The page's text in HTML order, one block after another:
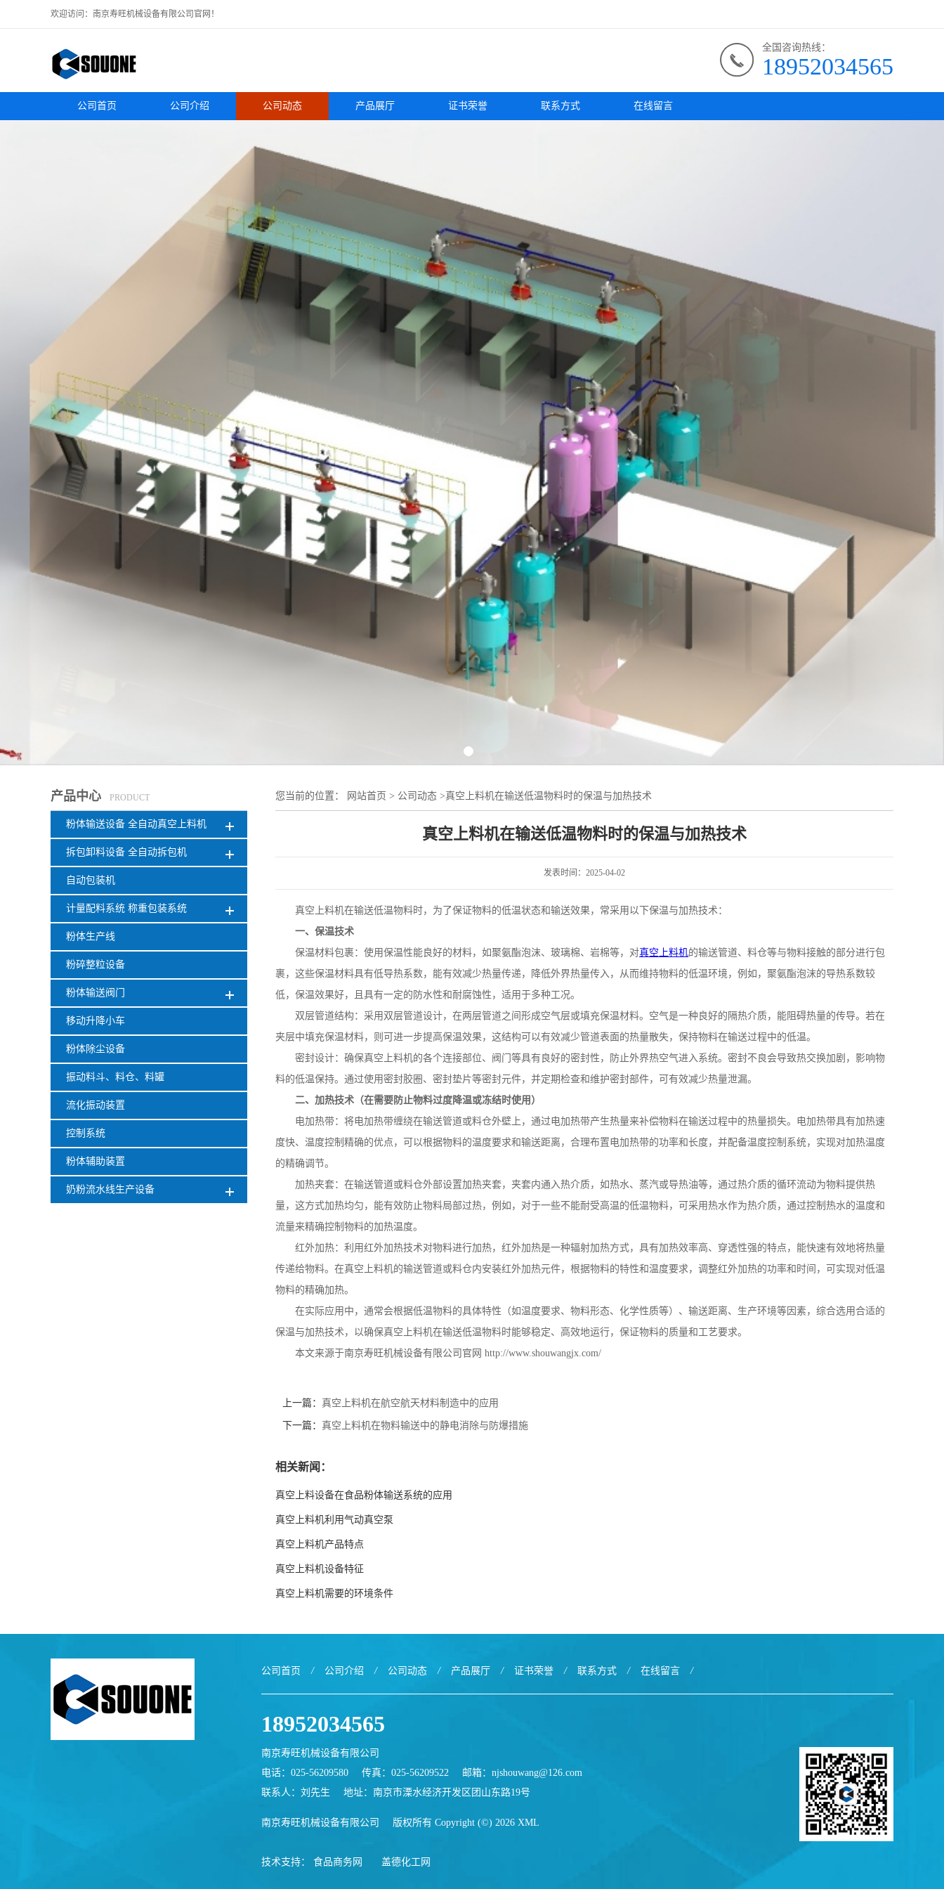
欢迎访问：南京寿旺机械设备有限公司官网！
全国咨询热线：
18952034565
公司首页 公司介绍 公司动态 产品展厅 证书荣誉 联系方式 在线留言
产品中心 PRODUCT
粉体输送设备 全自动真空上料机
拆包卸料设备 全自动拆包机
自动包装机
计量配料系统 称重包装系统
粉体生产线
粉碎整粒设备
粉体输送阀门
移动升降小车
粉体除尘设备
振动料斗、料仓、料罐
流化振动装置
控制系统
粉体辅助装置
奶粉流水线生产设备
您当前的位置： 网站首页 > 公司动态 >真空上料机在输送低温物料时的保温与加热技术
真空上料机在输送低温物料时的保温与加热技术
发表时间：2025-04-02
真空上料机在输送低温物料时，为了保证物料的低温状态和输送效果，常采用以下保温与加热技术：
一、保温技术
保温材料包裹：使用保温性能良好的材料，如聚氨酯泡沫、玻璃棉、岩棉等，对真空上料机的输送管道、料仓等与物料接触的部分进行包
裹，这些保温材料具有低导热系数，能有效减少热量传递，降低外界热量传入，从而维持物料的低温环境，例如，聚氨酯泡沫的导热系数较
低，保温效果好，且具有一定的防水性和耐腐蚀性，适用于多种工况。
双层管道结构：采用双层管道设计，在两层管道之间形成空气层或填充保温材料。空气是一种良好的隔热介质，能阻碍热量的传导。若在
夹层中填充保温材料，则可进一步提高保温效果，这结构可以有效减少管道表面的热量散失，保持物料在输送过程中的低温。
密封设计：确保真空上料机的各个连接部位、阀门等具有良好的密封性，防止外界热空气进入系统。密封不良会导致热交换加剧，影响物
料的低温保持。通过使用密封胶圈、密封垫片等密封元件，并定期检查和维护密封部件，可有效减少热量泄漏。
二、加热技术（在需要防止物料过度降温或冻结时使用）
电加热带：将电加热带缠绕在输送管道或料仓外壁上，通过电加热带产生热量来补偿物料在输送过程中的热量损失。电加热带具有加热速
度快、温度控制精确的优点，可以根据物料的温度要求和输送距离，合理布置电加热带的功率和长度，并配备温度控制系统，实现对加热温度
的精确调节。
加热夹套：在输送管道或料仓外部设置加热夹套，夹套内通入热介质，如热水、蒸汽或导热油等，通过热介质的循环流动为物料提供热
量，这方式加热均匀，能有效防止物料局部过热，例如，对于一些不能耐受高温的低温物料，可采用热水作为热介质，通过控制热水的温度和
流量来精确控制物料的加热温度。
红外加热：利用红外加热技术对物料进行加热，红外加热是一种辐射加热方式，具有加热效率高、穿透性强的特点，能快速有效地将热量
传递给物料。在真空上料机的输送管道或料仓内安装红外加热元件，根据物料的特性和温度要求，调整红外加热的功率和时间，可实现对低温
物料的精确加热。
在实际应用中，通常会根据低温物料的具体特性（如温度要求、物料形态、化学性质等）、输送距离、生产环境等因素，综合选用合适的
保温与加热技术，以确保真空上料机在输送低温物料时能够稳定、高效地运行，保证物料的质量和工艺要求。
本文来源于南京寿旺机械设备有限公司官网 http://www.shouwangjx.com/
上一篇： 真空上料机在航空航天材料制造中的应用
下一篇： 真空上料机在物料输送中的静电消除与防爆措施
相关新闻：
真空上料设备在食品粉体输送系统的应用
真空上料机利用气动真空泵
真空上料机产品特点
真空上料机设备特征
真空上料机需要的环境条件
公司首页 / 公司介绍 / 公司动态 / 产品展厅 / 证书荣誉 / 联系方式 / 在线留言 /
18952034565
南京寿旺机械设备有限公司
电话：025-56209580
传真：025-56209522 邮箱： njshouwang@126.com
联系人：刘先生
地址：南京市溧水经济开发区团山东路19号
南京寿旺机械设备有限公司 版权所有 Copyright (©) 2026 XML
技术支持： 食品商务网 盖德化工网